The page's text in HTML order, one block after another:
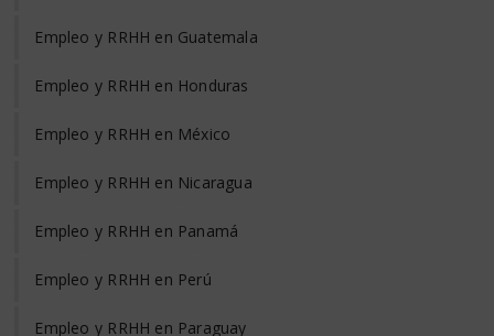
Empleo y RRHH en Guatemala
Empleo y RRHH en Honduras
Empleo y RRHH en México
Empleo y RRHH en Nicaragua
Empleo y RRHH en Panamá
Empleo y RRHH en Perú
Empleo y RRHH en Paraguay